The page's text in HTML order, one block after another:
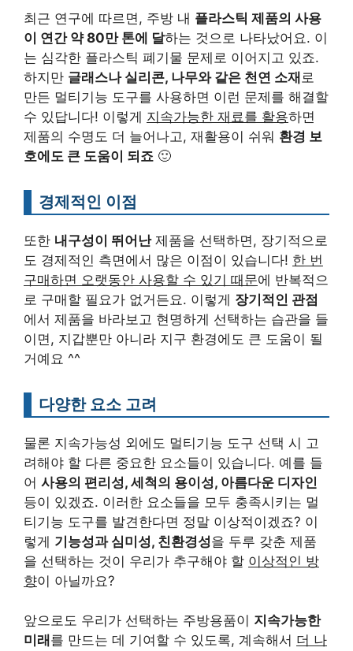
최근 연구에 따르면, 주방 내 플라스틱 제품의 사용
이 연간 약 80만 톤에 달하는 것으로 나타났어요. 이
는 심각한 플라스틱 폐기물 문제로 이어지고 있죠.
하지만 글래스나 실리콘, 나무와 같은 천연 소재 로
만든 멀티기능 도구를 사용하면 이런 문제를 해결할
수 있답니다! 이렇게 지속가능한 재료를 활용하면
제품의 수명도 더 늘어나고, 재활용이 쉬워 환경 보
호에도 큰 도움이 되죠 🙂
경제적인 이점
또한 내구성이 뛰어난제품을 선택하면, 장기적으로
도 경제적인 측면에서 많은 이점이 있습니다! 한 번
구매하면 오랫동안 사용할 수 있기 때문에 반복적으
로 구매할 필요가 없거든요. 이렇게 장기적인 관점
에서 제품을 바라보고 현명하게 선택하는 습관을 들
이면, 지갑뿐만 아니라 지구 환경에도 큰 도움이 될
거예요 ^^
다양한 요소 고려
물론 지속가능성 외에도 멀티기능 도구 선택 시 고
려해야 할 다른 중요한 요소들이 있습니다. 예를 들
어 사용의 편리성, 세척의 용이성, 아름다운 디자인
등이 있겠죠. 이러한 요소들을 모두 충족시키는 멀
티기능 도구를 발견한다면 정말 이상적이겠죠? 이
렇게 기능성과 심미성, 친환경성을 두루 갖춘 제품
을 선택하는 것이 우리가 추구해야 할 이상적인 방
향이 아닐까요?
앞으로도 우리가 선택하는 주방용품이 지속가능한
미래 를 만드는 데 기여할 수 있도록, 계속해서 더 나